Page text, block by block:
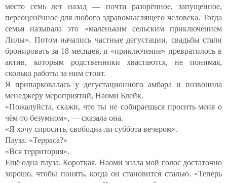
место семь лет назад — почти разорённое, запущенное,
переоценённое для любого здравомыслящего человека. Тогда
семья называла это «маленьким сельским приключением
Лилы». Потом начались частные дегустации, свадьбы стали
бронировать за 18 месяцев, и «приключение» превратилось в
актив, которым родственники хвастаются, не понимая,
сколько работы за ним стоит.
Я припарковалась у дегустационного амбара и позвонила
менеджеру мероприятий, Наоми Блейк.
«Пожалуйста, скажи, что ты не собираешься просить меня о
чём-то безумном», — сказала она.
«Я хочу спросить, свободна ли суббота вечером».
Пауза. «Терраса?»
«Вся территория».
Ещё одна пауза. Короткая. Наоми знала мой голос достаточно
хорошо, чтобы понять, когда он становится сталью. «Теперь